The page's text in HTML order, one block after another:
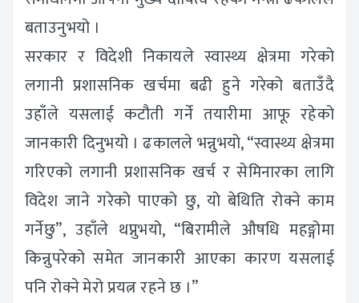
बताउनुभयो ।
सरकार र विदेशी निकायले स्वास्थ्य क्षेत्रमा गरेको
लगानी प्रशासनिक खर्चमा बढी हुने गरेको बताउँदै
उहाँले यसलाई कटौती गर्ने तयारीमा आफू रहेको
जानकारी दिनुभयो । ढकालले भन्नुभयो, “स्वास्थ्य क्षेत्रमा
गरिएको लगानी प्रशासनिक खर्च र सेमिनारका लागि
विदेश जाने गरेको पाएको छु, यो बेथिति रोक्ने काम
गर्नेछु”, उहाँले थप्नुभयो, “बिरामीले औषधि महङ्गोमा
किन्नुपरेको समेत जानकारी आएका कारण यसलाई
पनि रोक्ने मेरो प्रयत्न रहने छ ।”